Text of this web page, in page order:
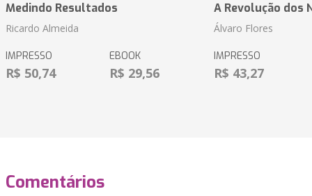
Medindo Resultados
Ricardo Almeida
IMPRESSO
R$ 50,74
EBOOK
R$ 29,56
A Revolução dos
Álvaro Flores
IMPRESSO
R$ 43,27
Comentários